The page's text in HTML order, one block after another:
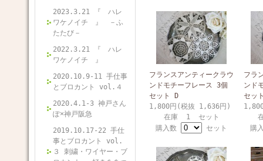
2023.3.21 『 ハレ
ワケノイチ 』 －ふ
たたび－
2022.3.21 『 ハレ
ワケノイチ 』
2020.10.9-11 手仕事
とブロカント vol.４
2020.4.1-3 神戸さん
ぽ×神戸阪急
2019.10.17-22 手仕
事とブロカント vol.
３ 刺繍・ワイヤー・ブ
フランスアンティークラウ
ンドモチーフレース 3個
セット D
1,800円(税抜 1,636円)
在庫 1 セット
購入数
セット
フラ
ンド
セッ
購